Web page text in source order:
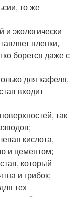
то же
экологически
пленки,
борется даже с
для кафеля,
входит
так
кислота,
и цементом;
который
и грибок;
тех